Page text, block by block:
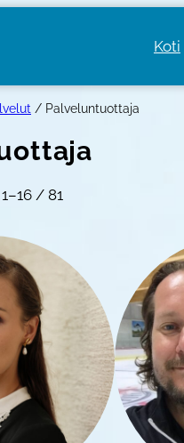
Koti
/ Palveluntuottaja
/ 81